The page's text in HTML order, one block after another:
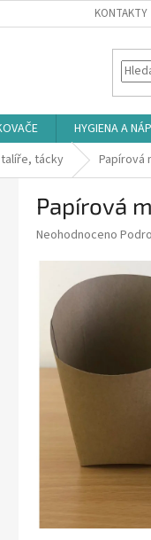
KONTAKTY
HYGIENA A
tácky Papírová
Papírová
Průměrné
hvězdiček.
Neohodnoceno